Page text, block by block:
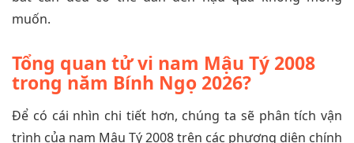
muốn.
Tổng quan tử vi nam Mậu Tý 2008
trong năm Bính Ngọ 2026?
Để có cái nhìn chi tiết hơn, chúng ta sẽ phân tích vận
trình của nam Mậu Tý 2008 trên các phương diện chính